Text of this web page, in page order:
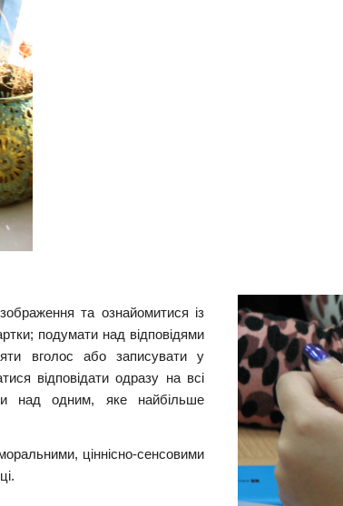
та ознайомитися із
подумати над відповідями
вголос або записувати у
відповідати одразу на всі
над одним, яке найбільше
ціннісно-сенсовими